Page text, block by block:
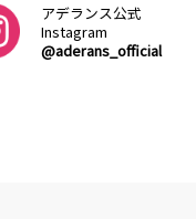
アデランス公式
Instagram
@aderans_official